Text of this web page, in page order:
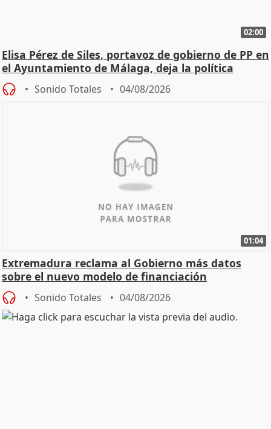
02:00
Elisa Pérez de Siles, portavoz de gobierno de PP en
el Ayuntamiento de Málaga, deja la política
Sonido Totales 04/08/2026
01:04
Extremadura reclama al Gobierno más datos
sobre el nuevo modelo de financiación
Sonido Totales 04/08/2026